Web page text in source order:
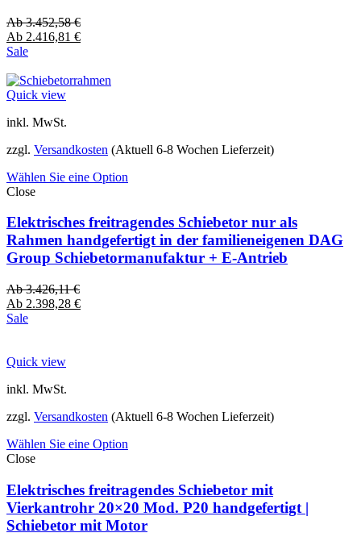
Ab3.452,58€
Ab 2.416,81 €
Sale
Quick view
inkl. MwSt.
zzgl. Versandkosten (Aktuell 6-8 Wochen Lieferzeit)
Wählen Sie eine Option
Close
Elektrisches freitragendes Schiebetor nur als
Rahmen handgefertigt in der familieneigenen DAG
Group Schiebetormanufaktur + E-Antrieb
Ab3.426,11€
Ab 2.398,28 €
Sale
Quick view
inkl. MwSt.
zzgl. Versandkosten (Aktuell 6-8 Wochen Lieferzeit)
Wählen Sie eine Option
Close
Elektrisches freitragendes Schiebetor mit
Vierkantrohr 20×20 Mod. P20 handgefertigt |
Schiebetor mit Motor